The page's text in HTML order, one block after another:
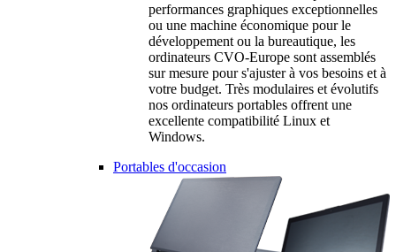
performances graphiques exceptionnelles
ou une machine économique pour le
développement ou la bureautique, les
ordinateurs CVO-Europe sont assemblés
sur mesure pour s'ajuster à vos besoins et à
votre budget. Très modulaires et évolutifs
nos ordinateurs portables offrent une
excellente compatibilité Linux et
Windows.
Portables d'occasion